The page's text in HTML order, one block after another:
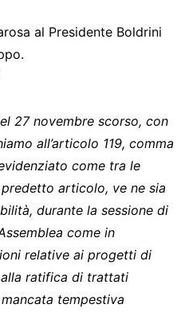
al Presidente Boldrini
27 novembre scorso, con
all’articolo 119, comma
come tra le
articolo, ve ne sia
durante la sessione di
come in
relative ai progetti di
ratifica di trattati
tempestiva